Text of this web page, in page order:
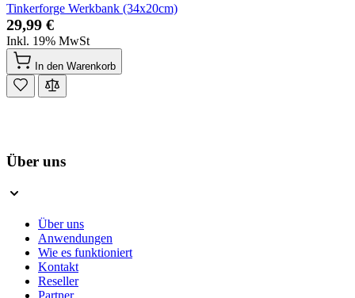
Tinkerforge Werkbank (34x20cm)
29,99 €
Inkl. 19% MwSt
In den Warenkorb
Über uns
Über uns
Anwendungen
Wie es funktioniert
Kontakt
Reseller
Partner